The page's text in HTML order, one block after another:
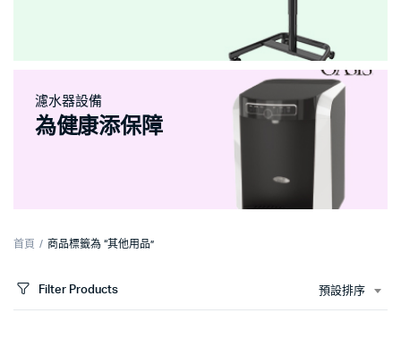
濾水器設備
為健康添保障
首頁 商品標籤為 “其他用品”
Filter Products 預設排序